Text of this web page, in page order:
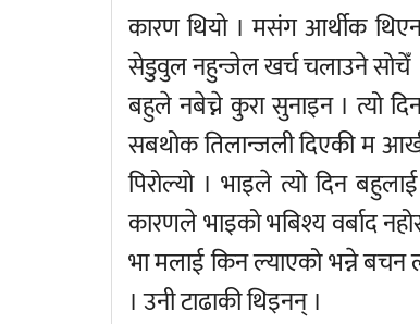
कारण थियो । मसंग आर्थीक
सेडुवुल नहुन्जेल खर्च चलाउने सोचेँ
बहुले नबेच्ने कुरा सुनाइन । त्यो
सबथोक तिलान्जली दिएकी म
पिरोल्यो । भाइले त्यो दिन
कारणले भाइको भबिश्य वर्बाद
भा मलाई किन ल्याएको भन्ने बचन
। उनी टाढाकी थिइनन् ।